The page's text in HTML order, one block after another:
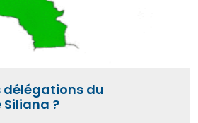
délégations du
?